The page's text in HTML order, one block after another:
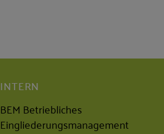
INTERN
BEM Betriebliches
Eingliederungsmanagement